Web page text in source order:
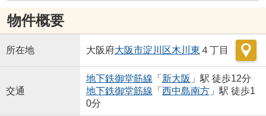
物件概要
所在地 大阪府大阪市淀川区木川東 ４丁目
交通
地下鉄御堂筋線 「 新大阪 」駅 徒歩12分
地下鉄御堂筋線 「 西中島南方」駅 徒歩1
0分